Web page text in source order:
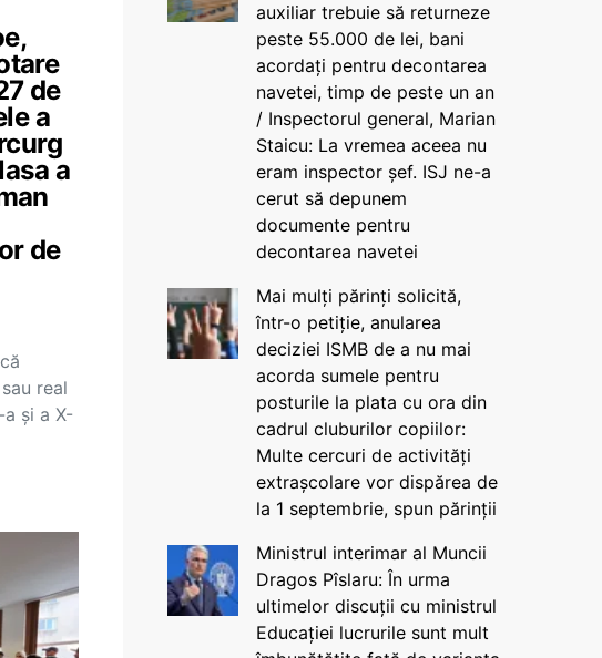
de
a
a
de
real
și a X-
auxiliar trebuie să returneze
peste 55.000 de lei, bani
acordați pentru decontarea
navetei, timp de peste un an
/ Inspectorul general, Marian
Staicu: La vremea aceea nu
eram inspector șef. ISJ ne-a
cerut să depunem
documente pentru
decontarea navetei
Mai mulți părinți solicită,
într-o petiție, anularea
deciziei ISMB de a nu mai
acorda sumele pentru
posturile la plata cu ora din
cadrul cluburilor copiilor:
Multe cercuri de activități
extrașcolare vor dispărea de
la 1 septembrie, spun părinții
Ministrul interimar al Muncii
Dragos Pîslaru: În urma
ultimelor discuții cu ministrul
Educației lucrurile sunt mult